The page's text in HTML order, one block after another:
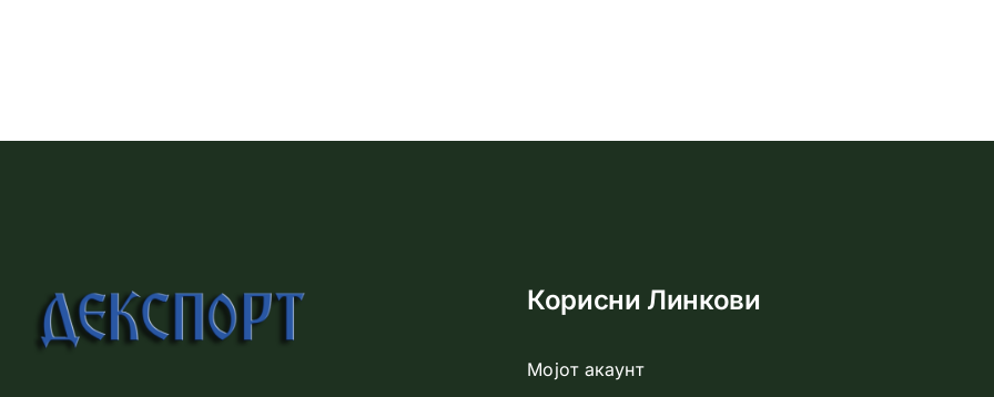
Корисни Линкови
Мојот акаунт
Добивајте